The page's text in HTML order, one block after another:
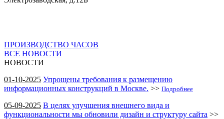
ПРОИЗВОДСТВО ЧАСОВ
ВСЕ НОВОСТИ
НОВОСТИ
01-10-2025 Упрощены требования к размещению
информационных конструкций в Москве. >> Подробнее
05-09-2025 В целях улучшения внешнего вида и
функциональности мы обновили дизайн и структуру сайта >>